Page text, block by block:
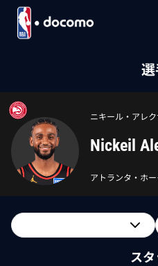
ニキール・アレ
Nickeil
アトランタ・ホー
ス